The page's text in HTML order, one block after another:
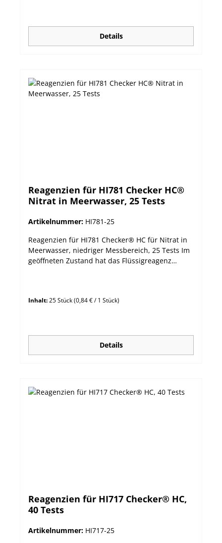
Details
Reagenzien für HI781 Checker HC®
Nitrat in Meerwasser, 25 Tests
Artikelnummer: HI781-25
Reagenzien für HI781 Checker® HC für Nitrat in
Meerwasser, niedriger Messbereich, 25 Tests Im
geöffneten Zustand hat das Flüssigreagenz
Inhalt:25 Stück(0,84 € / 1 Stück)
Details
Reagenzien für HI717 Checker® HC,
40 Tests
Artikelnummer: HI717-25